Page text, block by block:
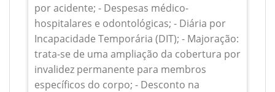
por acidente; - Despesas médico-
hospitalares e odontológicas; - Diária por
Incapacidade Temporária (DIT); - Majoração:
trata-se de uma ampliação da cobertura por
invalidez permanente para membros
específicos do corpo; - Desconto na